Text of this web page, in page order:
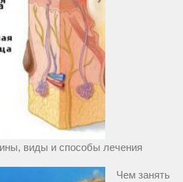
виды и способы лечения
Чем занять